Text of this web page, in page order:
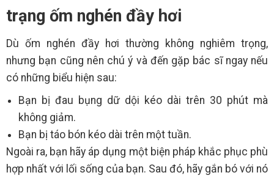
trạng ốm nghén đầy hơi
Dù ốm nghén đầy hơi thường không nghiêm trọng,
nhưng bạn cũng nên chú ý và đến gặp bác sĩ ngay nếu
có những biểu hiện sau:
Bạn bị đau bụng dữ dội kéo dài trên 30 phút mà
không giảm.
Bạn bị táo bón kéo dài trên một tuần.
Ngoài ra, bạn hãy áp dụng một biện pháp khắc phục phù
hợp nhất với lối sống của bạn. Sau đó, hãy gắn bó với nó